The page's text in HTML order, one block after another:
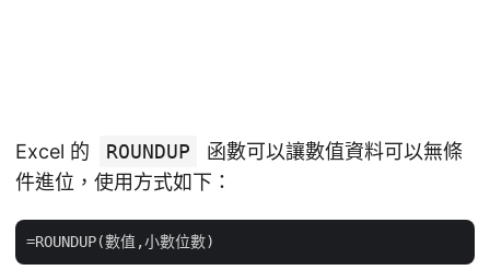
Excel 的 ROUNDUP
函數可以讓數值資料可以無條
件進位，使用方式如下：